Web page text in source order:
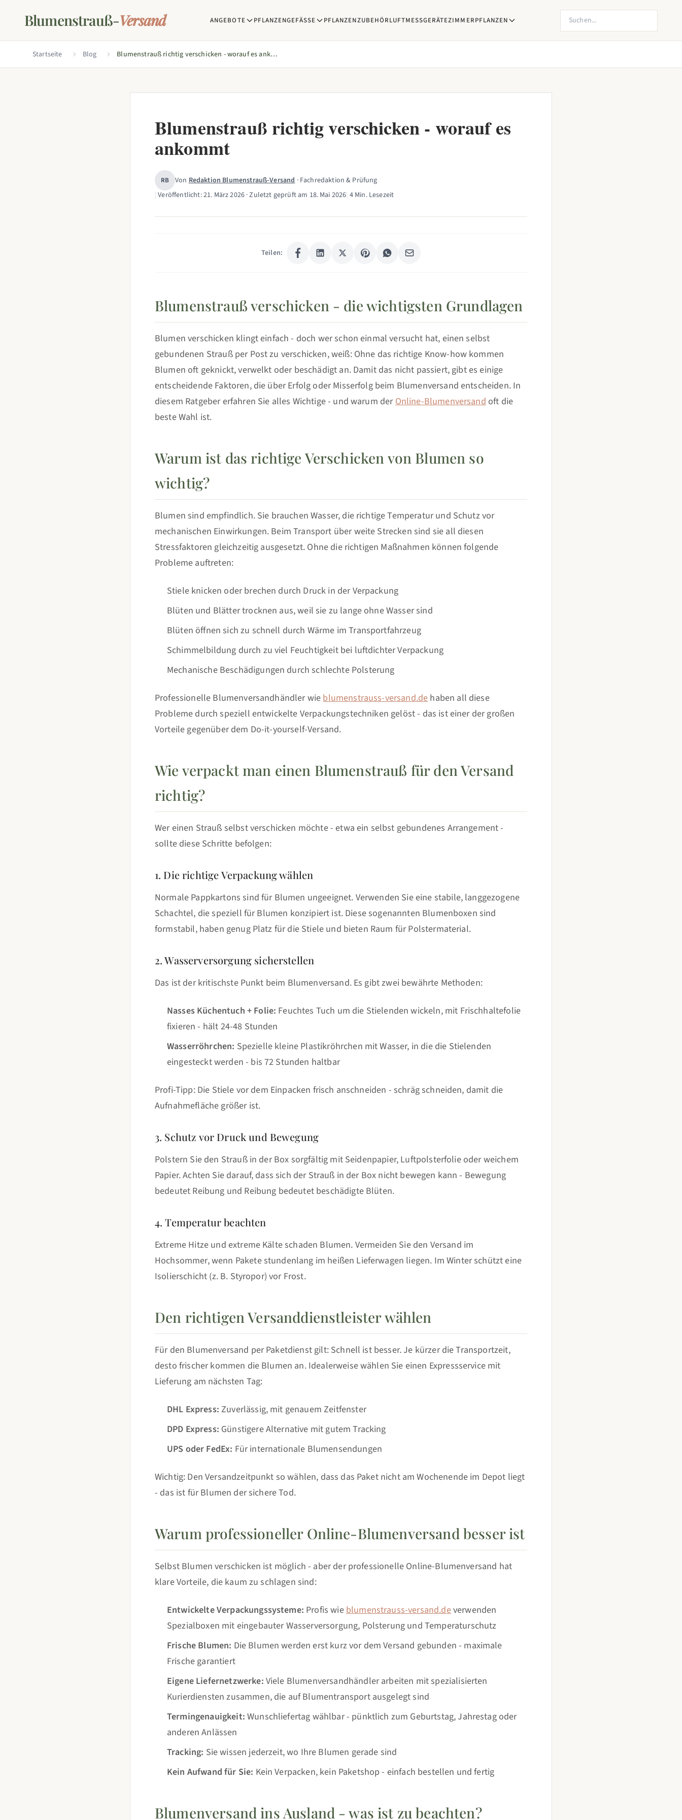
Blumenstrauß-Versand ANGEBOTE PFLANZENGEFÄSSE PFLANZENZUBEHÖRLUFTMESSGERÄTEZIMMERPFLANZEN Produkte suchen
Startseite Blog Blumenstrauß richtig verschicken - worauf es ankommt
Blumenstrauß richtig verschicken - worauf es
ankommt
RB Von Redaktion Blumenstrauß-Versand · Fachredaktion & Prüfung
Veröffentlicht:21. März 2026 · Zuletzt geprüft am 18. Mai 2026 4 Min. Lesezeit
Teilen:
Blumenstrauß verschicken - die wichtigsten Grundlagen
Blumen verschicken klingt einfach - doch wer schon einmal versucht hat, einen selbst
gebundenen Strauß per Post zu verschicken, weiß: Ohne das richtige Know-how kommen
Blumen oft geknickt, verwelkt oder beschädigt an. Damit das nicht passiert, gibt es einige
entscheidende Faktoren, die über Erfolg oder Misserfolg beim Blumenversand entscheiden. In
diesem Ratgeber erfahren Sie alles Wichtige - und warum derOnline-Blumenversandoft die
beste Wahl ist.
Warum ist das richtige Verschicken von Blumen so
wichtig?
Blumen sind empfindlich. Sie brauchen Wasser, die richtige Temperatur und Schutz vor
mechanischen Einwirkungen. Beim Transport über weite Strecken sind sie all diesen
Stressfaktoren gleichzeitig ausgesetzt. Ohne die richtigen Maßnahmen können folgende
Probleme auftreten:
Stiele knicken oder brechen durch Druck in der Verpackung
Blüten und Blätter trocknen aus, weil sie zu lange ohne Wasser sind
Blüten öffnen sich zu schnell durch Wärme im Transportfahrzeug
Schimmelbildung durch zu viel Feuchtigkeit bei luftdichter Verpackung
Mechanische Beschädigungen durch schlechte Polsterung
Professionelle Blumenversandhändler wieblumenstrauss-versand.dehaben all diese
Probleme durch speziell entwickelte Verpackungstechniken gelöst - das ist einer der großen
Vorteile gegenüber dem Do-it-yourself-Versand.
Wie verpackt man einen Blumenstrauß für den Versand
richtig?
Wer einen Strauß selbst verschicken möchte - etwa ein selbst gebundenes Arrangement -
sollte diese Schritte befolgen:
1. Die richtige Verpackung wählen
Normale Pappkartons sind für Blumen ungeeignet. Verwenden Sie eine stabile, langgezogene
Schachtel, die speziell für Blumen konzipiert ist. Diese sogenannten Blumenboxen sind
formstabil, haben genug Platz für die Stiele und bieten Raum für Polstermaterial.
2. Wasserversorgung sicherstellen
Das ist der kritischste Punkt beim Blumenversand. Es gibt zwei bewährte Methoden:
Nasses Küchentuch + Folie: Feuchtes Tuch um die Stielenden wickeln, mit Frischhaltefolie
fixieren - hält 24-48 Stunden
Wasserröhrchen: Spezielle kleine Plastikröhrchen mit Wasser, in die die Stielenden
eingesteckt werden - bis 72 Stunden haltbar
Profi-Tipp: Die Stiele vor dem Einpacken frisch anschneiden - schräg schneiden, damit die
Aufnahmefläche größer ist.
3. Schutz vor Druck und Bewegung
Polstern Sie den Strauß in der Box sorgfältig mit Seidenpapier, Luftpolsterfolie oder weichem
Papier. Achten Sie darauf, dass sich der Strauß in der Box nicht bewegen kann - Bewegung
bedeutet Reibung und Reibung bedeutet beschädigte Blüten.
4. Temperatur beachten
Extreme Hitze und extreme Kälte schaden Blumen. Vermeiden Sie den Versand im
Hochsommer, wenn Pakete stundenlang im heißen Lieferwagen liegen. Im Winter schützt eine
Isolierschicht (z. B. Styropor) vor Frost.
Den richtigen Versanddienstleister wählen
Für den Blumenversand per Paketdienst gilt: Schnell ist besser. Je kürzer die Transportzeit,
desto frischer kommen die Blumen an. Idealerweise wählen Sie einen Expressservice mit
Lieferung am nächsten Tag:
DHL Express: Zuverlässig, mit genauem Zeitfenster
DPD Express: Günstigere Alternative mit gutem Tracking
UPS oder FedEx: Für internationale Blumensendungen
Wichtig: Den Versandzeitpunkt so wählen, dass das Paket nicht am Wochenende im Depot liegt
- das ist für Blumen der sichere Tod.
Warum professioneller Online-Blumenversand besser ist
Selbst Blumen verschicken ist möglich - aber der professionelle Online-Blumenversand hat
klare Vorteile, die kaum zu schlagen sind:
Entwickelte Verpackungssysteme: Profis wieblumenstrauss-versand.deverwenden
Spezialboxen mit eingebauter Wasserversorgung, Polsterung und Temperaturschutz
Frische Blumen: Die Blumen werden erst kurz vor dem Versand gebunden - maximale
Frische garantiert
Eigene Liefernetzwerke: Viele Blumenversandhändler arbeiten mit spezialisierten
Kurierdiensten zusammen, die auf Blumentransport ausgelegt sind
Termingenauigkeit: Wunschliefertag wählbar - pünktlich zum Geburtstag, Jahrestag oder
anderen Anlässen
Tracking: Sie wissen jederzeit, wo Ihre Blumen gerade sind
Kein Aufwand für Sie: Kein Verpacken, kein Paketshop - einfach bestellen und fertig
Blumenversand ins Ausland - was ist zu beachten?